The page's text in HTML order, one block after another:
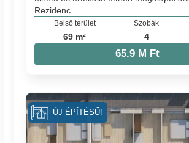
Rezidenc...
Belső terület
69 m²
Szobák
4
65.9 M Ft
ÚJ ÉPÍTÉSŰ!